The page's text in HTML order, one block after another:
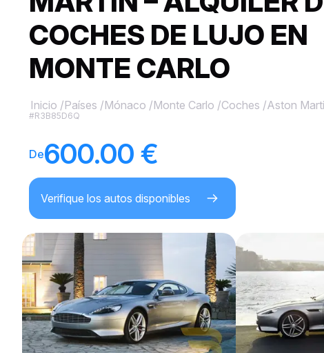
COCHES DE LUJO EN
MONTE CARLO
Inicio /Países /Mónaco /Monte Carlo /Coches /Aston
#R3B85D6Q
De600.00 €
Verifique los autos disponibles